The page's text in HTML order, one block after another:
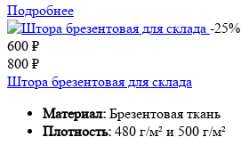
Подробнее
-25%
600 ₽
800 ₽
Штора брезентовая для склада
Материал: Брезентовая ткань
Плотность: 480 г/м² и 500 г/м²